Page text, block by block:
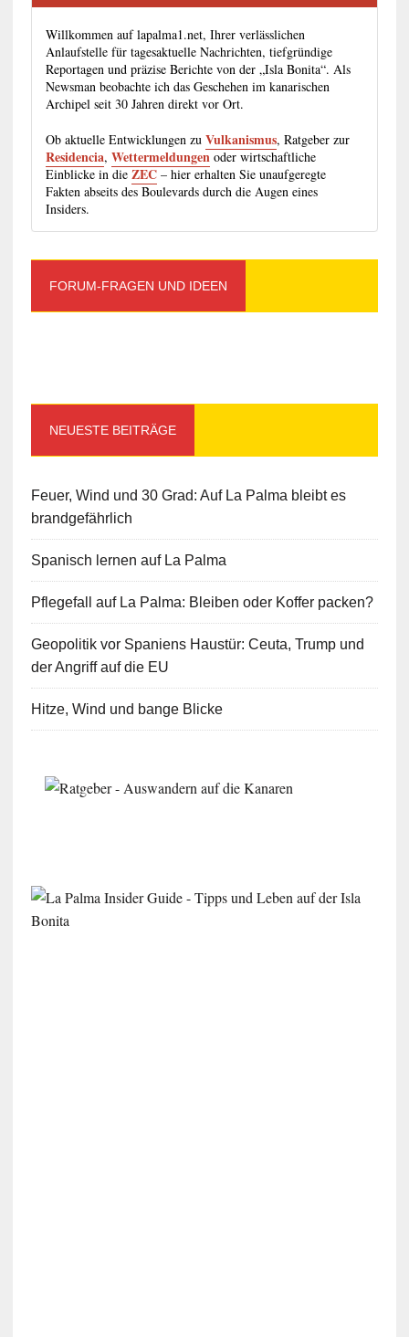
Willkommen auf lapalma1.net, Ihrer verlässlichen
Anlaufstelle für tagesaktuelle Nachrichten, tiefgründige
Reportagen und präzise Berichte von der „Isla Bonita“. Als
Newsman beobachte ich das Geschehen im kanarischen
Archipel seit 30 Jahren direkt vor Ort.
Ob aktuelle Entwicklungen zu Vulkanismus, Ratgeber zur
Residencia, Wettermeldungenoder wirtschaftliche
Einblicke in die ZEC– hier erhalten Sie unaufgeregte
Fakten abseits des Boulevards durch die Augen eines
Insiders.
FORUM-FRAGEN UND IDEEN
NEUESTE BEITRÄGE
Feuer, Wind und 30 Grad: Auf La Palma bleibt es
brandgefährlich
Spanisch lernen auf La Palma
Pflegefall auf La Palma: Bleiben oder Koffer packen?
Geopolitik vor Spaniens Haustür: Ceuta, Trump und
der Angriff auf die EU
Hitze, Wind und bange Blicke